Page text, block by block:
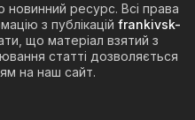
новинний ресурс. Всі права
з публікацій frankivsk-
що матеріал взятий з
статті дозволяється
на наш сайт.